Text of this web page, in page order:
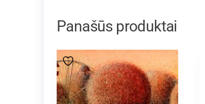
Panašūs produktai